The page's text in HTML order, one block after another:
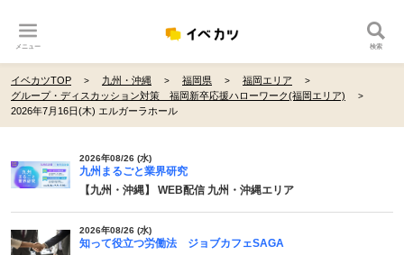
メニュー 検索
イベカツTOP 九州・沖縄 福岡県
福岡エリア
グループ・ディスカッション対策 福岡新卒応援ハローワーク(福岡エリア)
2026年7月16日(木) エルガーラホール
2026年08/26 (水)
九州まるごと業界研究
【九州・沖縄】 WEB配信 九州・沖縄エリア
2026年08/26 (水)
知って役立つ労働法 ジョブカフェSAGA